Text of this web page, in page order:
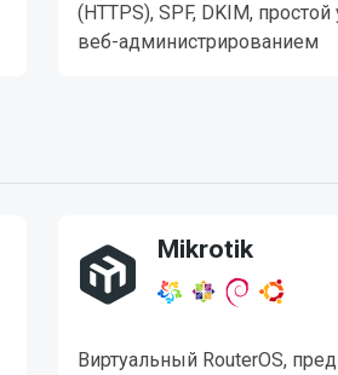
(HTTPS), SPF, DKIM,
веб-администрированием
Mikrotik
Виртуальный RouterOS,